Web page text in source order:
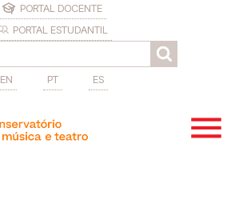
PORTAL DOCENTE
PORTAL ESTUDANTIL
EN PT ES